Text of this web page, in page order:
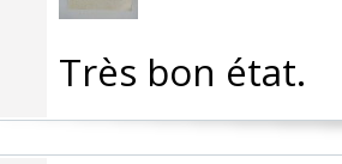
‎Très bon état.‎